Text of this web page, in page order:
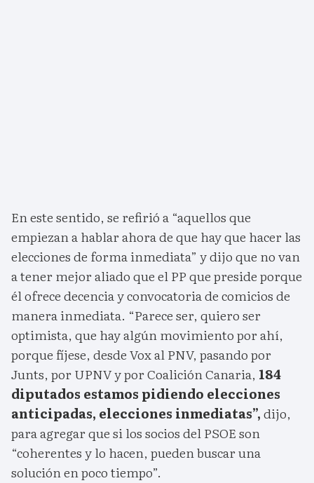
En este sentido, se refirió a “aquellos que
empiezan a hablar ahora de que hay que hacer las
elecciones de forma inmediata” y dijo que no van
a tener mejor aliado que el PP que preside porque
él ofrece decencia y convocatoria de comicios de
manera inmediata. “Parece ser, quiero ser
optimista, que hay algún movimiento por ahí,
porque fíjese, desde Vox al PNV, pasando por
Junts, por UPNV y por Coalición Canaria, 184
diputados estamos pidiendo elecciones
anticipadas, elecciones inmediatas”,dijo,
para agregar que si los socios del PSOE son
“coherentes y lo hacen, pueden buscar una
solución en poco tiempo”.